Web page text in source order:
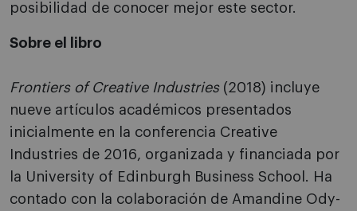
posibilidad de conocer mejor este sector.
Sobre el libro
Frontiers of Creative Industries(2018) incluye
nueve artículos académicos presentados
inicialmente en la conferencia Creative
Industries de 2016, organizada y financiada por
la University of Edinburgh Business School. Ha
contado con la colaboración de Amandine Ody-